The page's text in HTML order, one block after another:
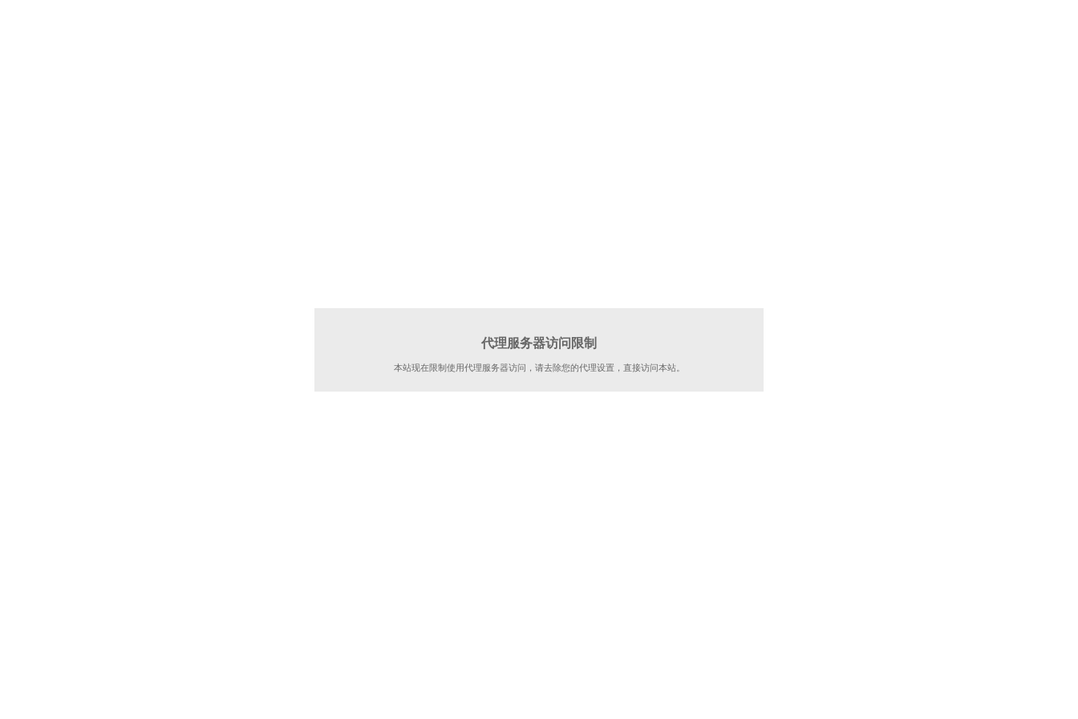
代理服务器访问限制
本站现在限制使用代理服务器访问，请去除您的代理设置，直接访问本站。